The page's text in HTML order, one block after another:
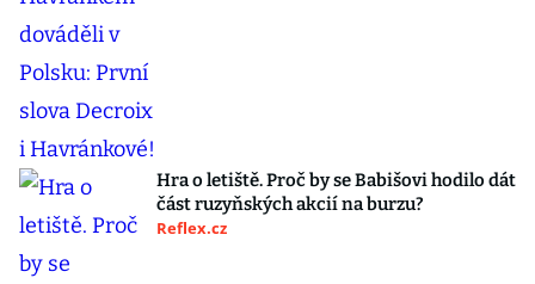
Hra o letiště. Proč by se Babišovi hodilo dát
část ruzyňských akcií na burzu?
Reflex.cz